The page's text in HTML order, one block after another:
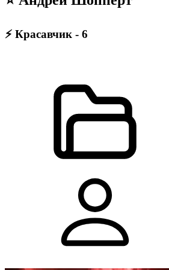
⚡ Красавчик - 6